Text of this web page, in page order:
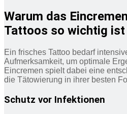
Warum das
Tattoos so wichtig ist
Ein frisches Tattoo bedarf
Aufmerksamkeit, um optimale
Eincremen spielt dabei eine
die Tätowierung in ihrer besten
Schutz vor Infektionen